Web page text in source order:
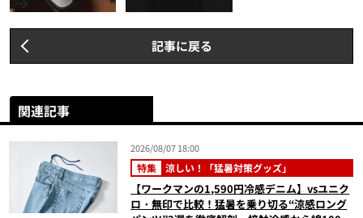
記事に戻る
関連記事
2026/08/07 18:00
特集 涼しい！「猛暑対策グッズ」
【ワークマンの1,590円冷感デニム】vsユニク
ロ・無印で比較！猛暑を乗り切る“涼感ロング